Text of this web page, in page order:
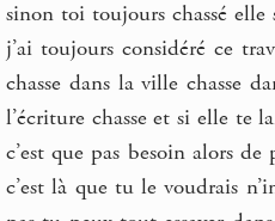
sinon toi toujours chassé
j’ai toujours considéré ce
chasse dans la ville chasse
l’écriture chasse et si elle te
c’est que pas besoin alors
c’est là que tu le voudrais